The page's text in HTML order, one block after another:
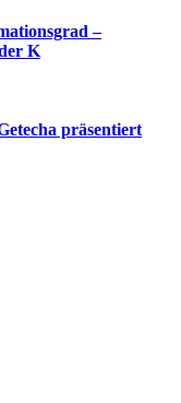
–
K
präsentiert